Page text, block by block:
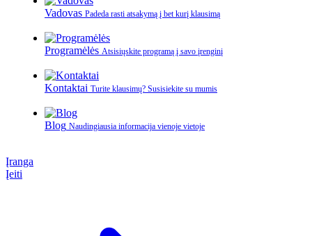
Vadovas Padeda rasti atsakymą į bet kurį klausimą
Programėlės Atsisiųskite programą į savo įrenginį
Kontaktai Turite klausimų? Susisiekite su mumis
Blog Naudingiausia informacija vienoje vietoje
Įranga
Įeiti